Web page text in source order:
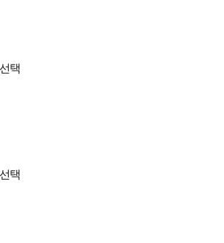
택
택